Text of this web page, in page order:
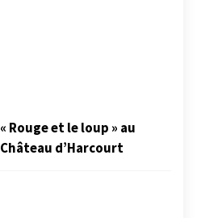
« Rouge et le loup » au
Château d’Harcourt